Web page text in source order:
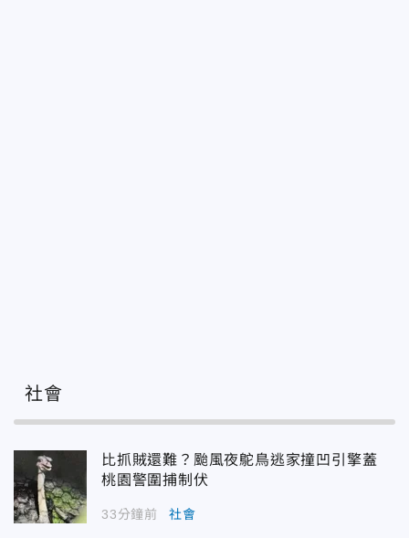
社會
比抓賊還難？颱風夜鴕鳥逃家撞凹引擎蓋
桃園警圍捕制伏
33分鐘前 社會